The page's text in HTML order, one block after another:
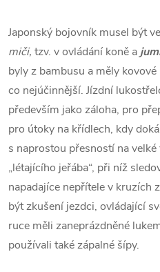
Japonský bojovník musel být
miči, tzv. v ovládání koně a
byly z bambusu a měly
co nejúčinnější. Jízdní
především jako záloha, pro
pro útoky na křídlech, kdy
s naprostou přesností na
„létajícího jeřába“, při níž
napadajíce nepřítele v kruzích
být zkušení jezdci, ovládající
ruce měli zaneprázdněné
používali také zápalné šípy.